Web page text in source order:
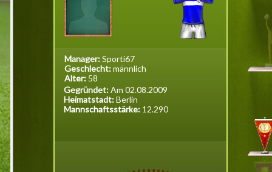
Manager:Sporti67
Geschlecht:männlich
Alter: 58
Gegründet:Am 02.08.2009
Heimatstadt:Berlin
Mannschaftsstärke: 12.290